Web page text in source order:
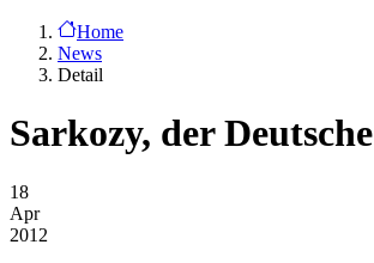
Home
News
Detail
Sarkozy, der Deutsche
18
Apr
2012